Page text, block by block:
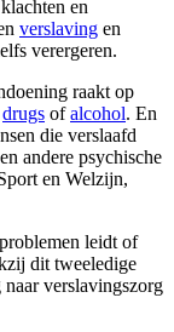
en
verslaving en
verergeren.
raakt op
drugs ofalcohol. En
die verslaafd
andere psychische
en Welzijn,
leidt of
dit tweeledige
naar verslavingszorg